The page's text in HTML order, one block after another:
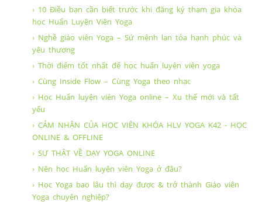
› 10 Điều bạn cần biết trước khi đăng ký tham gia khóa
học Huấn Luyện Viên Yoga
› Nghề giáo viên Yoga – Sứ mệnh lan tỏa hạnh phúc và
yêu thương
› Thời điểm tốt nhất để học huấn luyện viên yoga
› Cùng Inside Flow – Cùng Yoga theo nhạc
› Học Huấn luyện viên Yoga online – Xu thế mới và tất
yếu
› CẢM NHẬN CỦA HỌC VIÊN KHÓA HLV YOGA K42 - HỌC
ONLINE & OFFLINE
› SỰ THẬT VỀ DẠY YOGA ONLINE
› Nên học Huấn luyện viên Yoga ở đâu?
› Học Yoga bao lâu thì dạy được & trở thành Giáo viên
Yoga chuyên nghiệp?